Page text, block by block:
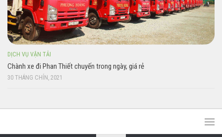
DỊCH VỤ VẬN TẢI
Chành xe đi Phan Thiết chuyến trong ngày, giá rẻ
30 THÁNG CHÍN, 2021